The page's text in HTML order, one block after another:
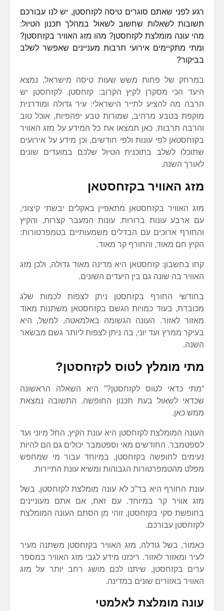
רגע לפני שאתם סוגרים טיסה לקזחסטן, יש לנו עבורכם
תשובות לשאלות שחשוב לשאול במהלך תכנון הטיול:
מהי עונה מומלצת לקזחסטן? מהו מזג האוויר בקזחסטן?
ומתי מתקיימים אירועי תרבות מעניינים שאפשר לשלב
בביקור?
במרחק של פחות משש שעות טיסה מישראל, נמצא
היעד הכי מסקרן לקיץ הקרוב: קזחסטן. לקזחסטן יש
הרבה מה להציע לתייר הישראלי: עיר גדולה ומודרנית
מוקפת בטבע מרהיב, שמורות טבע יפהפיות, אוכל טוב
והרבה תרבות. כאן תמצאו את כל המידע על מזג האוויר
בקזחסטאן לפי עונות ולפי חודשים, וכן מידע על אירועים
שתוכלו לשלב בתוכנית הטיול שלכם במועדים שונים
לאורך השנה.
מזג האוויר בקזחסטאן
מזג האוויר בקזחסטאן מתאפיין באקלים יבשתי קיצוני,
עם ארבע עונות ברורות. עונות המעבר קצרות, והקיץ
והחורף ארוכים עם הבדלים משמעותיים בטמפרטורות:
הקיץ חם מאוד, והחורף קר מאוד.
קחו בחשבון: קזחסטאן היא מדינה מאוד גדולה, ולכן מזג
האוויר בה שונה גם בין היעדים השונים.
בחודשי החורף בקזחסטן ניתן לצפות לכמות שלג
מכובדת, בעוד כמויות הגשם בקזחסטאן משתנות מאוד
מאזור לאזור. העונה הגשומה באלמאטה, למשל, היא
בעיקר ממרץ ועד יוני, בה ניתן לצפות ליותר גשם מבשאר
השנה.
מתי מומלץ לטוס לקזחסטן?
“מתי כדאי לטוס לקזחסטן?” היא השאלה הראשונה
שכדאי לשאול בעת תכנון החופשה. התשובה נמצאת
ממש כאן.
העונה המומלצת לקזחסטן היא עונת הקיץ, החל מיוני ועד
לספטמבר. החודשים מאי וספטמבר יכולים גם הם להיות
נעימים לחופשה בקזחסטן, במיוחד עבור מי שמחפש
מפלט מהטמפרטורות הגבוהות ומשיא עונת התיירות.
עונת החורף היא בד”כ לא עונה מומלצת לקזחסטן, בשל
מזג אוויר קר במיוחד. עם זאת, אם אתם מעוניינים
בחופשת סקי בקזחסטן, זוהי מן הסתם העונה המומלצת
לקזחסטן עבורכם.
כאמור, בשל גודלה, מזג האוויר בקזחסטן משתנה מעיר
לעיר ומאזור לאזור. ריכזנו מידע לגבי מזג האוויר במספר
ערים בקזחסטן, שיתנו לכם מושג רחב יותר על מזג
האוויר באזורים שונים במדינה.
עונה מומלצת לאלמטי